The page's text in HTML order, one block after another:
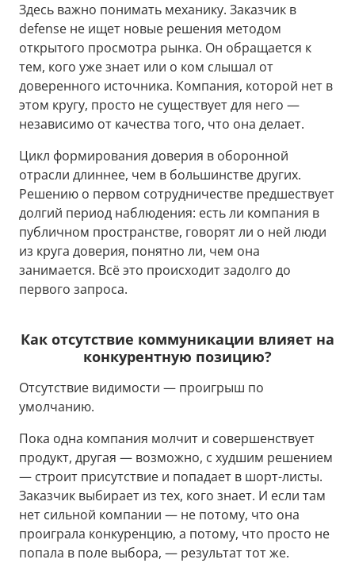
Здесь важно понимать механику. Заказчик в
defense не ищет новые решения методом
открытого просмотра рынка. Он обращается к
тем, кого уже знает или о ком слышал от
доверенного источника. Компания, которой нет в
этом кругу, просто не существует для него —
независимо от качества того, что она делает.
Цикл формирования доверия в оборонной
отрасли длиннее, чем в большинстве других.
Решению о первом сотрудничестве предшествует
долгий период наблюдения: есть ли компания в
публичном пространстве, говорят ли о ней люди
из круга доверия, понятно ли, чем она
занимается. Всё это происходит задолго до
первого запроса.
Как отсутствие коммуникации влияет на
конкурентную позицию?
Отсутствие видимости — проигрыш по
умолчанию.
Пока одна компания молчит и совершенствует
продукт, другая — возможно, с худшим решением
— строит присутствие и попадает в шорт-листы.
Заказчик выбирает из тех, кого знает. И если там
нет сильной компании — не потому, что она
проиграла конкуренцию, а потому, что просто не
попала в поле выбора, — результат тот же.